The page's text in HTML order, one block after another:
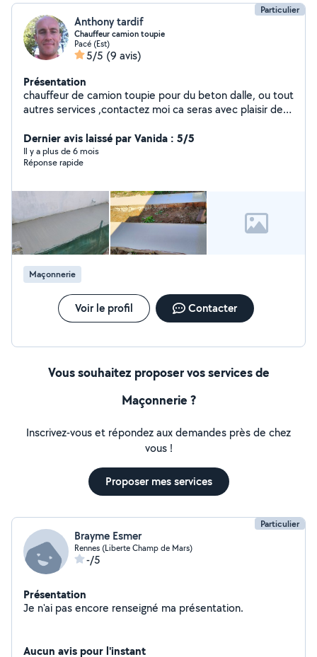
Particulier
Anthony tardif
Chauffeur camion toupie
Pacé (Est)
5/5 (9 avis)
Présentation
chauffeur de camion toupie pour du beton dalle, ou tout
autres services ,contactez moi ca seras avec plaisir de
Dernier avis laissé par Vanida : 5/5
Il y a plus de 6 mois
Réponse rapide
Maçonnerie
Voir le profil Contacter
Vous souhaitez proposer vos services de
Maçonnerie ?
Inscrivez-vous et répondez aux demandes près de chez
vous !
Proposer mes services
Particulier
Brayme Esmer
Rennes (Liberte Champ de Mars)
-/5
Présentation
Je n'ai pas encore renseigné ma présentation.
Aucun avis pour l'instant